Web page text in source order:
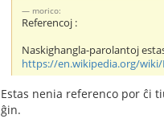
morico:
Referencoj :
Naskighangla-parolantoj
https://en.wikipedia.org/wiki/
Estas nenia referenco por ĉi
ĝin.